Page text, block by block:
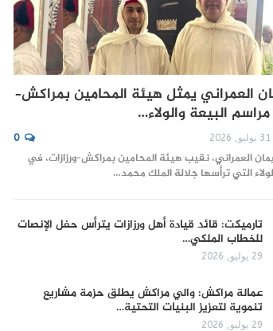
العمراني يمثل هيئة المحامين بمراكش–
البيعة والولاء…
31 يوليو, 2026 0
العمراني، نقيب هيئة المحامين بمراكش–ورزازات، في
التي ترأسها جلالة الملك محمد…
تارميكت: قائد قيادة أهل ورزازات يترأس حفل الإنصات
للخطاب الملكي…
29 يوليو, 2026
عمالة مراكش: والي مراكش يطلق حزمة مشاريع
تنموية لتعزيز البنيات التحتية…
29 يوليو, 2026